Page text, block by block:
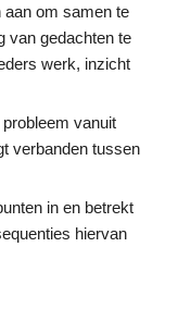
aan om samen te
van gedachten te
werk, inzicht
vanuit
verbanden tussen
in en betrekt
hiervan